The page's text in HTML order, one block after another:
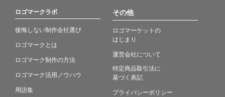
ロゴマークラボ
後悔しない制作会社選び
ロゴマークとは
ロゴマーク制作の方法
ロゴマーク活用ノウハウ
用語集
その他
ロゴマーケットの
はじまり
運営会社について
特定商品取引法に
基づく表記
プライバシーポリシー